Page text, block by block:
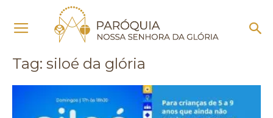
Siloé da glória
Tag: siloé da glória